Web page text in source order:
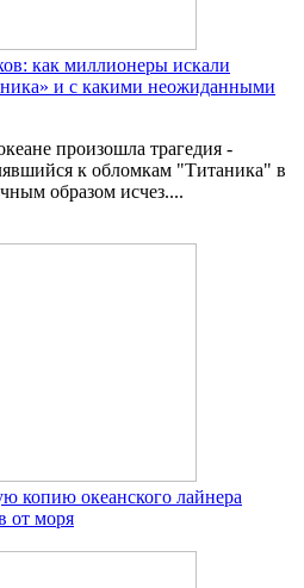
как миллионеры искали
и с какими неожиданными
произошла трагедия -
к обломкам "Титаника" в
образом исчез....
копию океанского лайнера
от моря